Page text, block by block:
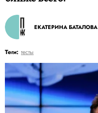
ЕКАТЕРИНА БАТАЛОВА
Теги: тесты